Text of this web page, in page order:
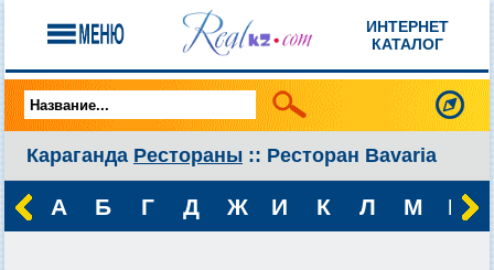
ИНТЕРНЕТ
КАТАЛОГ
Караганда Рестораны :: Ресторан Bavaria
А Б Г Д Ж И К Л М Н